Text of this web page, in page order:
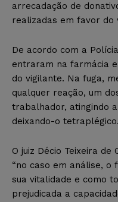
arrecadação de
realizadas em favor do
De acordo com a
entraram na farmácia
do vigilante. Na fuga,
qualquer reação, um
trabalhador, atingindo
deixando-o tetraplégico.
O juiz Décio Teixeira
“no caso em análise, o
sua vitalidade e como
prejudicada a